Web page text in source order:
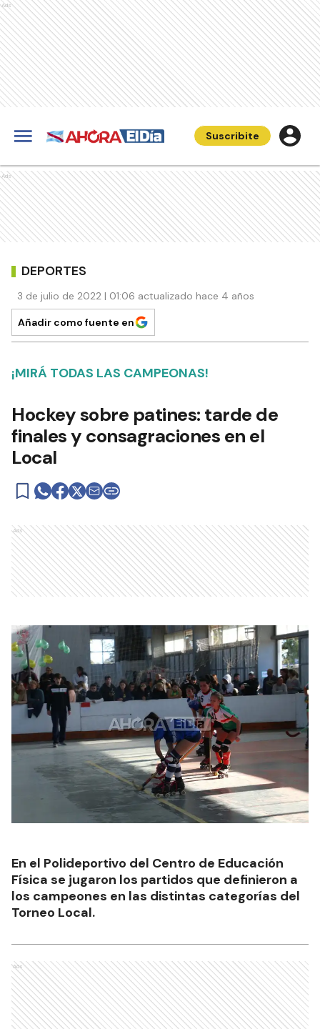
Ads
Suscribite
Ads
DEPORTES
3 de julio de 2022 | 01:06 actualizado hace 4 años
Añadir como fuente en
¡MIRÁ TODAS LAS CAMPEONAS!
Hockey sobre patines: tarde de
finales y consagraciones en el
Local
Ads
En el Polideportivo del Centro de Educación
Física se jugaron los partidos que definieron a
los campeones en las distintas categorías del
Torneo Local.
Ads